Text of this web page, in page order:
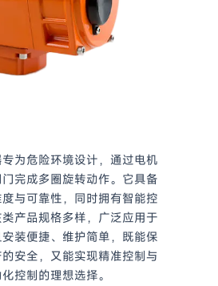
为危险环境设计，通过电机
完成多圈旋转动作。它具备
与可靠性，同时拥有智能控
产品规格多样，广泛应用于
装便捷、维护简单，既能保
安全，又能实现精准控制与
控制的理想选择。